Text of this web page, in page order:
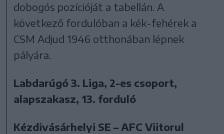
dobogós pozícióját a tabellán. A
következő fordulóban a kék-fehérek a
CSM Adjud 1946 otthonában lépnek
pályára.
Labdarúgó 3. Liga, 2-es csoport,
alapszakasz, 13. forduló
Kézdivásárhelyi SE – AFC Viitorul